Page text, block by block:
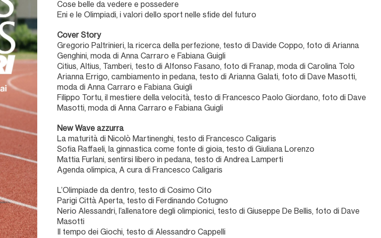
Cose belle da vedere e possedere
Eni e le Olimpiadi, i valori dello sport nelle sfide del futuro
Cover Story
Gregorio Paltrinieri, la ricerca della perfezione, testo di Davide Coppo, foto di Arianna
Genghini, moda di Anna Carraro e Fabiana Guigli
Citius, Altius, Tamberi, testo di Alfonso Fasano, foto di Franap, moda di Carolina Tolo
Arianna Errigo, cambiamento in pedana, testo di Arianna Galati, foto di Dave Masotti,
moda di Anna Carraro e Fabiana Guigli
Filippo Tortu, il mestiere della velocità, testo di Francesco Paolo Giordano, foto di Dave
Masotti, moda di Anna Carraro e Fabiana Guigli
New Wave azzurra
La maturità di Nicolò Martinenghi, testo di Francesco Caligaris
Sofia Raffaeli, la ginnastica come fonte di gioia, testo di Giuliana Lorenzo
Mattia Furlani, sentirsi libero in pedana, testo di Andrea Lamperti
Agenda olimpica, A cura di Francesco Caligaris
L’Olimpiade da dentro, testo di Cosimo Cito
Parigi Città Aperta, testo di Ferdinando Cotugno
Nerio Alessandri, l’allenatore degli olimpionici, testo di Giuseppe De Bellis, foto di Dave
Masotti
Il tempo dei Giochi, testo di Alessandro Cappelli